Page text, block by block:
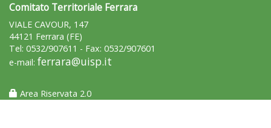
"Superare gli ostacoli": la relazione di Tiziano Pesce al CN Uisp
Comitato Territoriale Ferrara
VIALE CAVOUR, 147
44121 Ferrara (FE)
Tel: 0532/907611 - Fax: 0532/907601
e-mail: ferrara@uisp.it
Area Riservata 2.0